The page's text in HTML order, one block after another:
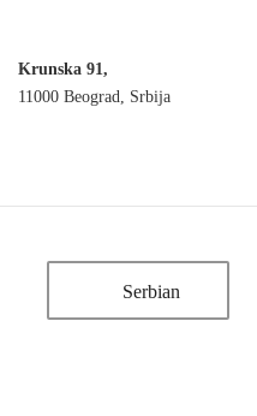
Krunska 91,
11000 Beograd, Srbija
Serbian